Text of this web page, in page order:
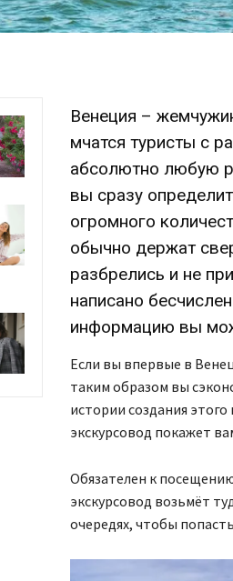
Венеция –
мчатся туристы с
абсолютно любую
вы сразу
огромного
обычно держат
разбрелись и не
написано
информацию вы
Если вы впервые в
таким образом вы
истории создания
экскурсовод покажет
Обязателен к
экскурсовод возьмёт
очередях, чтобы